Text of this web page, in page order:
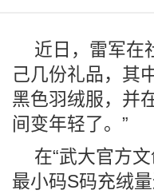
近日，雷军在
己几份礼品，其
黑色羽绒服，并
间变年轻了。”
在“武大官方
最小码S码充绒